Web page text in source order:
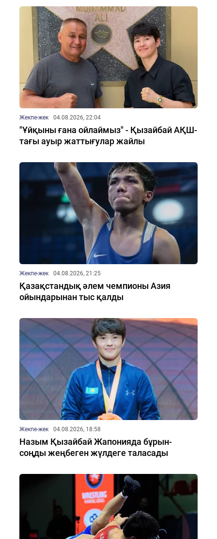
Жекпе-жек 04.08.2026, 22:04
"Ұйқыны ғана ойлаймыз" - Қызайбай АҚШ-
тағы ауыр жаттығулар жайлы
Жекпе-жек 04.08.2026, 21:25
Қазақстандық әлем чемпионы Азия
ойындарынан тыс қалды
Жекпе-жек 04.08.2026, 18:58
Назым Қызайбай Жапонияда бұрын-
соңды жеңбеген жүлдеге таласады